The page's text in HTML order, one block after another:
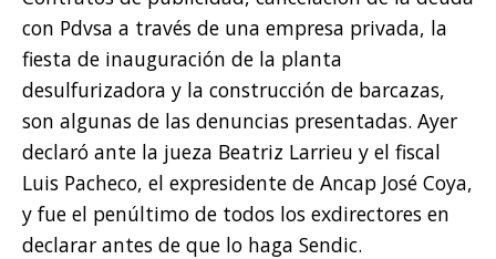
con Pdvsa a través de una empresa privada, la
fiesta de inauguración de la planta
desulfurizadora y la construcción de barcazas,
son algunas de las denuncias presentadas. Ayer
declaró ante la jueza Beatriz Larrieu y el fiscal
Luis Pacheco, el expresidente de Ancap José Coya,
y fue el penúltimo de todos los exdirectores en
declarar antes de que lo haga Sendic.